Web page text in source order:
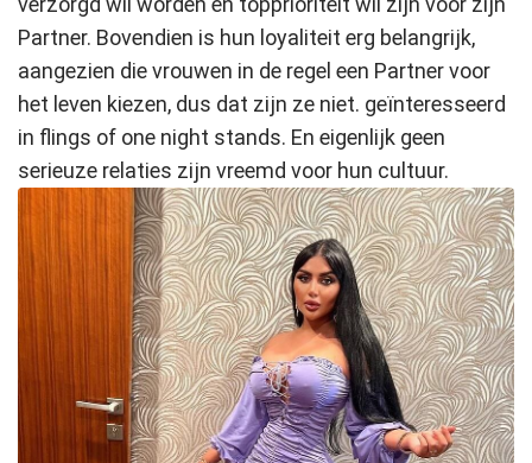
Partner. Bovendien is hun loyaliteit erg belangrijk,
aangezien die vrouwen in de regel een Partner voor
het leven kiezen, dus dat zijn ze niet. geïnteresseerd
in flings of one night stands. En eigenlijk geen
serieuze relaties zijn vreemd voor hun cultuur.